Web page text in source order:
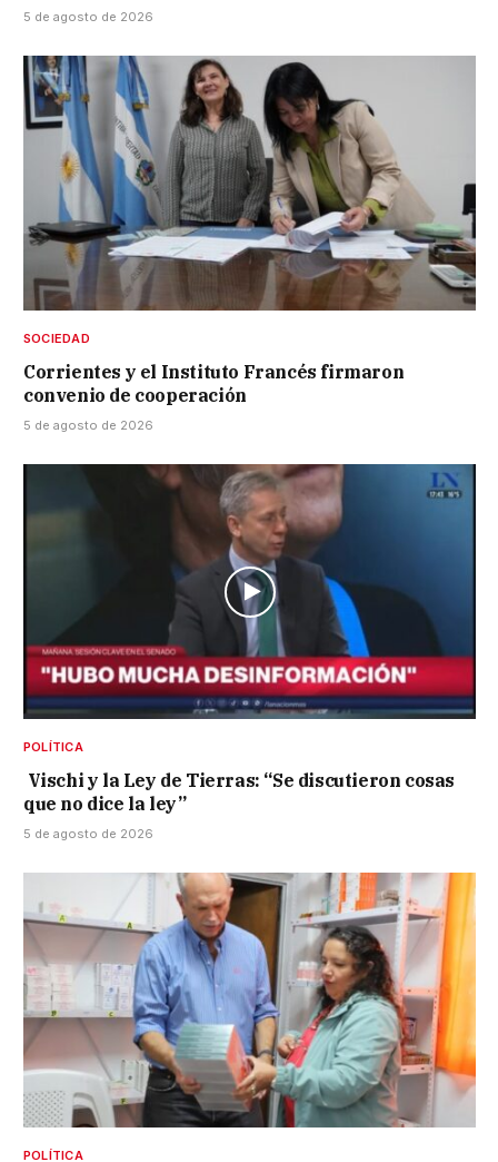
5 de agosto de 2026
SOCIEDAD
Corrientes y el Instituto Francés firmaron
convenio de cooperación
5 de agosto de 2026
POLÍTICA
Vischi y la Ley de Tierras: “Se discutieron cosas
que no dice la ley”
5 de agosto de 2026
POLÍTICA